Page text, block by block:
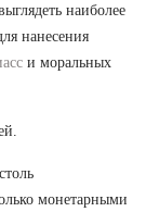
наиболее
нанесения
и моральных
монетарными